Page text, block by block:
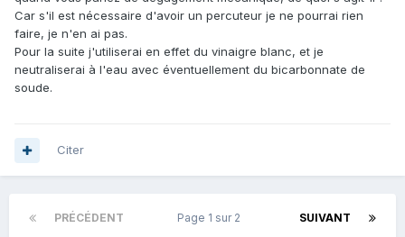
Car s'il est nécessaire d'avoir un percuteur je ne pourrai rien
faire, je n'en ai pas.
Pour la suite j'utiliserai en effet du vinaigre blanc, et je
neutraliserai à l'eau avec éventuellement du bicarbonnate de
soude.
Citer
PRÉCÉDENT SUIVANT
Page 1 sur 2